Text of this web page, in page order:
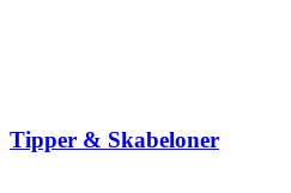
Tipper & Skabeloner